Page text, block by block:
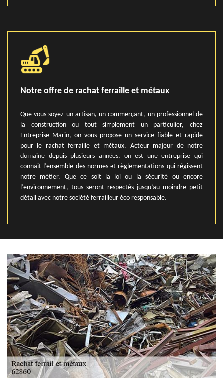
Notre offre de rachat ferraille et métaux
Que vous soyez un artisan, un commerçant, un professionnel de
la construction ou tout simplement un particulier, chez
Entreprise Marin, on vous propose un service fiable et rapide
pour le rachat ferraille et métaux. Acteur majeur de notre
domaine depuis plusieurs années, on est une entreprise qui
connait l’ensemble des normes et règlementations qui régissent
notre métier. Que ce soit la loi ou la sécurité ou encore
l’environnement, tous seront respectés jusqu’au moindre petit
détail avec notre société ferrailleur éco responsable.